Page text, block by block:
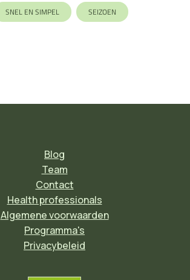
SNEL EN SIMPEL SEIZOEN
Blog
Team
Contact
Health professionals
Algemene voorwaarden
Programma's
Privacybeleid